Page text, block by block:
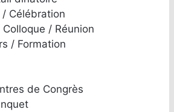
Célébration
/ Réunion
/ Formation
de Congrès